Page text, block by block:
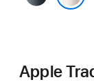
Apple